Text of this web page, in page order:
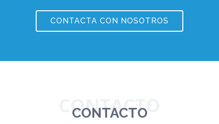
CONTACTA CON NOSOTROS
CONTACTO
CONTACTO